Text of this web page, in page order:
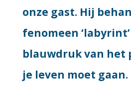
onze gast. Hij
fenomeen
blauwdruk van het
je leven moet gaan.